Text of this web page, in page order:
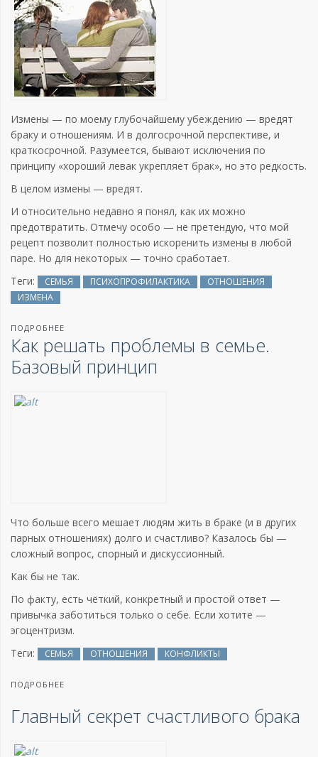
Измены — по моему глубочайшему убеждению — вредят
браку и отношениям. И в долгосрочной перспективе, и
краткосрочной. Разумеется, бывают исключения по
принципу «хороший левак укрепляет брак», но это редкость.
В целом измены — вредят.
И относительно недавно я понял, как их можно
предотвратить. Отмечу особо — не претендую, что мой
рецепт позволит полностью искоренить измены в любой
паре. Но для некоторых — точно сработает.
Теги:
СЕМЬЯ ПСИХОПРОФИЛАКТИКА
ОТНОШЕНИЯ
ИЗМЕНА
ПОДРОБНЕЕ
Как решать проблемы в семье.
Базовый принцип
Что больше всего мешает людям жить в браке (и в других
парных отношениях) долго и счастливо? Казалось бы —
сложный вопрос, спорный и дискуссионный.
Как бы не так.
По факту, есть чёткий, конкретный и простой ответ —
привычка заботиться только о себе. Если хотите —
эгоцентризм.
Теги:
СЕМЬЯ ОТНОШЕНИЯ КОНФЛИКТЫ
ПОДРОБНЕЕ
Главный секрет счастливого брака